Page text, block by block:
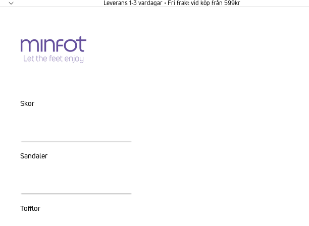
Leverans 1-3 vardagar • Fri frakt vid köp från 599kr
Skor
Sandaler
Tofflor